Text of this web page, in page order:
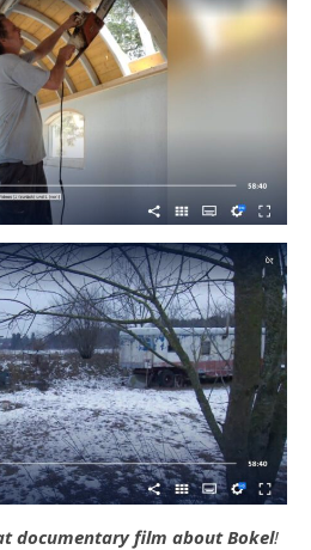
documentary film about Bokel!